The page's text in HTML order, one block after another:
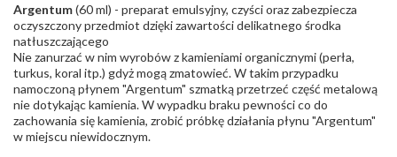
Argentum(60 ml) - preparat emulsyjny, czyści oraz zabezpiecza
oczyszczony przedmiot dzięki zawartości delikatnego środka
natłuszczającego
Nie zanurzać w nim wyrobów z kamieniami organicznymi (perła,
turkus, koral itp.) gdyż mogą zmatowieć. W takim przypadku
namoczoną płynem "Argentum" szmatką przetrzeć część metalową
nie dotykając kamienia. W wypadku braku pewności co do
zachowania się kamienia, zrobić próbkę działania płynu "Argentum"
w miejscu niewidocznym.